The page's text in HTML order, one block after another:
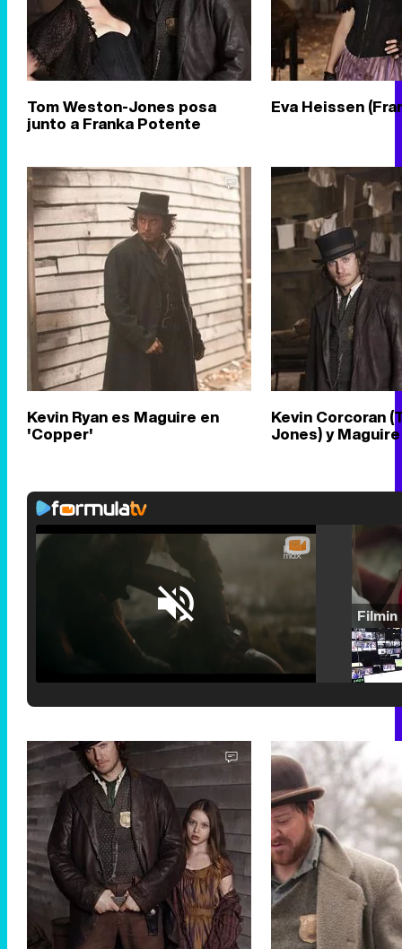
Tom Weston-Jones posa
junto a Franka Potente
Eva Heissen
Kevin Ryan es Maguire en
'Copper'
Kevin Corcoran
Jones) y Maguire